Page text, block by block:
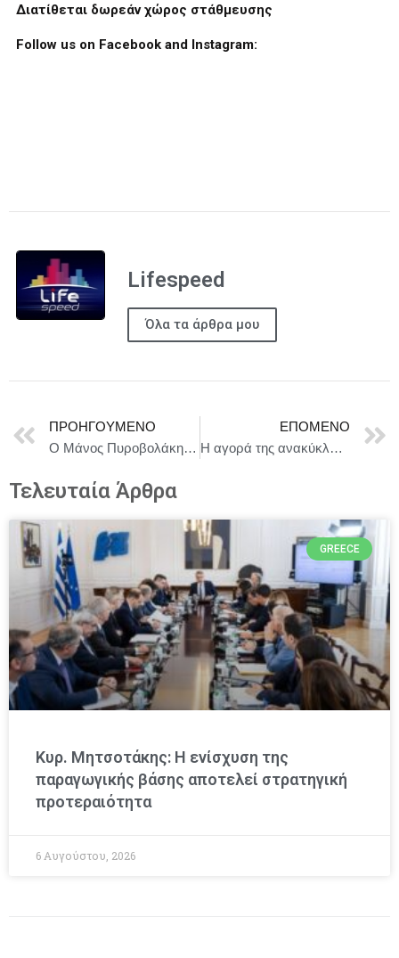
Διατίθεται δωρεάν χώρος στάθμευσης
Follow us on Facebook and Instagram:
Lifespeed
Όλα τα άρθρα μου
ΠΡΟΗΓΟΎΜΕΝΟ
Ο Μάνος Πυροβολάκης συνεχίζει στο Stage 7!
ΕΠΌΜΕΝΟ
Η αγορά της ανακύκλωσης αντιμετωπίζει πολλά προβλήματα.
Τελευταία Άρθρα
GREECE
Κυρ. Μητσοτάκης: Η ενίσχυση της
παραγωγικής βάσης αποτελεί στρατηγική
προτεραιότητα
6 Αυγούστου, 2026